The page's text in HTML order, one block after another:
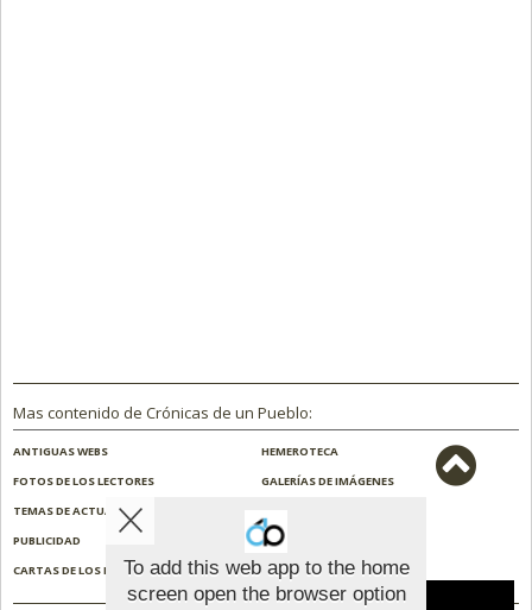
Mas contenido de Crónicas de un Pueblo:
ANTIGUAS WEBS
HEMEROTECA
FOTOS DE LOS LECTORES
GALERÍAS DE IMÁGENES
TEMAS DE ACTUALIDAD
PUBLICIDAD
CONTACTO
CARTAS DE LOS LECTORES
ENCUESTAS
To add this web app to the home
screen open the browser option
Aviso sobre el Uso de cookies: